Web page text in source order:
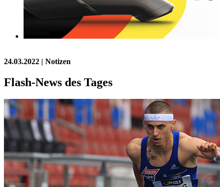
24.03.2022 | Notizen
Flash-News des Tages